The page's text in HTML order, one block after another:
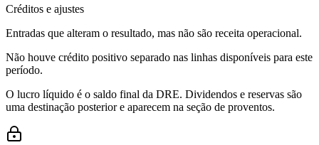
Créditos e ajustes
Entradas que alteram o resultado, mas não são receita operacional.
Não houve crédito positivo separado nas linhas disponíveis para este
período.
O lucro líquido é o saldo final da DRE. Dividendos e reservas são
uma destinação posterior e aparecem na seção de proventos.